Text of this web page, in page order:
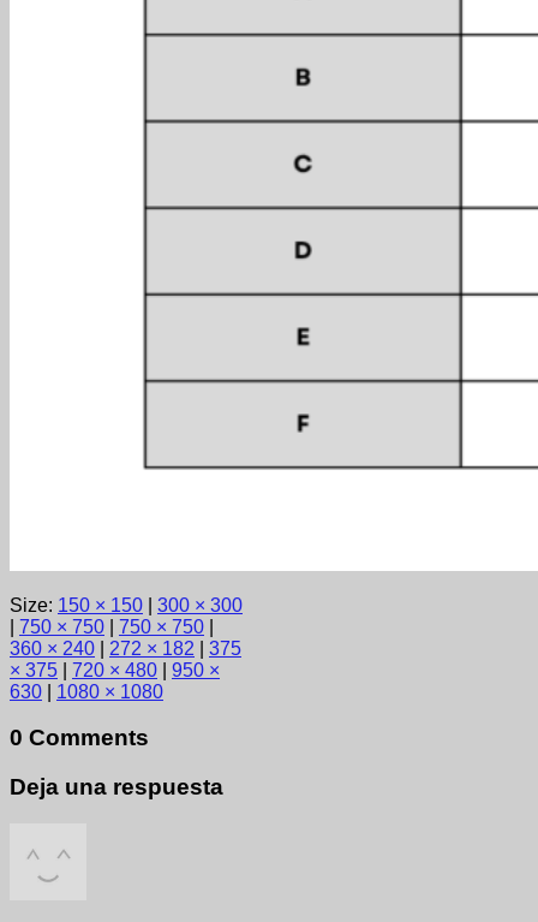
Size: 150 × 150
300 × 300
750 × 750 750 × 750
360 × 240
272 × 182
375
× 375
720 × 480
950 ×
630
1080 × 1080
0 Comments
Deja una respuesta